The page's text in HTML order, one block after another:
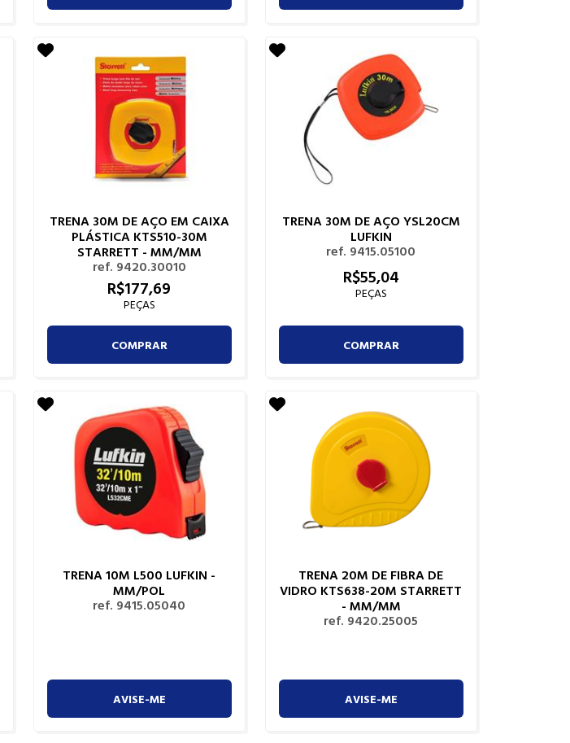
TRENA 30M DE AÇO EM CAIXA
PLÁSTICA KTS510-30M
STARRETT - MM/MM
ref. 9420.30010
R$177,69
PEÇAS
COMPRAR
TRENA 30M DE AÇO YSL20CM
LUFKIN
ref. 9415.05100
R$55,04
PEÇAS
COMPRAR
TRENA 10M L500 LUFKIN -
MM/POL
ref. 9415.05040
AVISE-ME
TRENA 20M DE FIBRA DE
VIDRO KTS638-20M STARRETT
- MM/MM
ref. 9420.25005
AVISE-ME